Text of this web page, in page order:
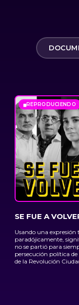
REPRODUCIENDO
SE FUE A
Usando una expresión
paradójicamente,
no se partió para
persecución política
de la Revolución